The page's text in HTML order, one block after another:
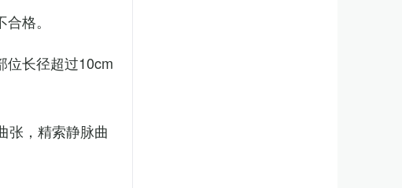
格。
位长径超过10cm
张，精索静脉曲